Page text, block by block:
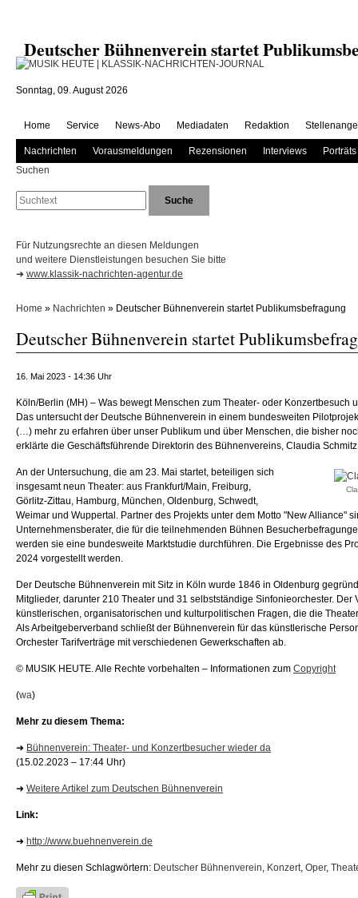
Deutscher Bühnenverein startet
Sonntag, 09. August 2026
Home Service News-Abo Mediadaten Redaktion
Nachrichten Vorausmeldungen Rezensionen Interviews
Porträts
Suchen
Für Nutzungsrechte an diesen Meldungen
und weitere Dienstleistungen besuchen Sie bitte
➜ www.klassik-nachrichten-agentur.de
Home » Nachrichten » Deutscher Bühnenverein startet Publikumsbefragung
Deutscher Bühnenverein startet
16. Mai 2023 - 14:36 Uhr
Köln/Berlin (MH) – Was bewegt Menschen zum Theater- oder Konzertbesuch
Das untersucht der Deutsche Bühnenverein in einem bundesweiten
(…) mehr zu erfahren über unser Publikum und über Menschen, die bisher
erklärte die Geschäftsführende Direktorin des Bühnenvereins, Claudia
An der Untersuchung, die am 23. Mai startet, beteiligen sich
insgesamt neun Theater: aus Frankfurt/Main, Freiburg,
Görlitz-Zittau, Hamburg, München, Oldenburg, Schwedt,
Weimar und Wuppertal. Partner des Projekts unter dem Motto "New Alliance"
Unternehmensberater, die für die teilnehmenden Bühnen
werden sie eine bundesweite Marktstudie durchführen. Die Ergebnisse des
2024 vorgestellt werden.
Der Deutsche Bühnenverein mit Sitz in Köln wurde 1846 in Oldenburg
Mitglieder, darunter 210 Theater und 31 selbstständige Sinfonieorchester. Der
künstlerischen, organisatorischen und kulturpolitischen Fragen, die die
Als Arbeitgeberverband schließt der Bühnenverein für das künstlerische
Orchester Tarifverträge mit verschiedenen Gewerkschaften ab.
© MUSIK HEUTE. Alle Rechte vorbehalten – Informationen zum Copyright
(wa)
Mehr zu diesem Thema:
➜ Bühnenverein: Theater- und Konzertbesucher wieder da
(15.02.2023 – 17:44 Uhr)
➜ Weitere Artikel zum Deutschen Bühnenverein
Link:
➜ http://www.buehnenverein.de
Mehr zu diesen Schlagwörtern: Deutscher Bühnenverein, Konzert, Oper,